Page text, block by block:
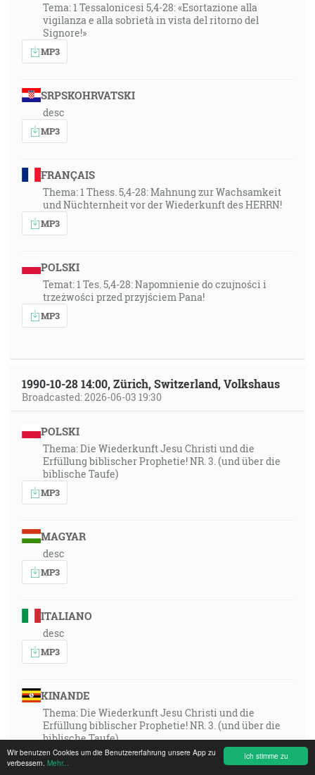
Ich stimme zu
Wir benutzen Cookies um die Benutzererfahrung unsere App zu
verbessern. Mehr...
Tema: 1 Tessalonicesi 5,4-28: «Esortazione alla
vigilanza e alla sobrietà in vista del ritorno del
Signore!»
MP3
SRPSKOHRVATSKI
desc
MP3
FRANÇAIS
Thema: 1 Thess. 5,4-28: Mahnung zur Wachsamkeit
und Nüchternheit vor der Wiederkunft des HERRN!
MP3
POLSKI
Temat: 1 Tes. 5,4-28: Napomnienie do czujności i
trzeżwości przed przyjściem Pana!
MP3
1990-10-28 14:00, Zürich, Switzerland, Volkshaus
Broadcasted: 2026-06-03 19:30
POLSKI
Thema: Die Wiederkunft Jesu Christi und die
Erfüllung biblischer Prophetie! NR. 3. (und über die
biblische Taufe)
MP3
MAGYAR
desc
MP3
ITALIANO
desc
MP3
KINANDE
Thema: Die Wiederkunft Jesu Christi und die
Erfüllung biblischer Prophetie! NR. 3. (und über die
biblische Taufe)
MP3